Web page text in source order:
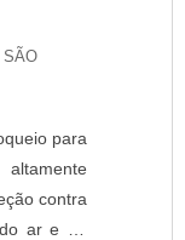
SÃO
para
contra
ar e da